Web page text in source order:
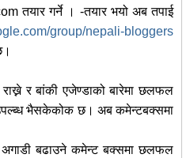
तयार गर्ने । -तयार भयो अब तपाई
group/nepali-bloggers
र बांकी एजेण्डाको बारेमा छलफल
भैसकेकोक छ। अब कमेन्टबक्समा
बढाउने कमेन्ट बक्समा छलफल